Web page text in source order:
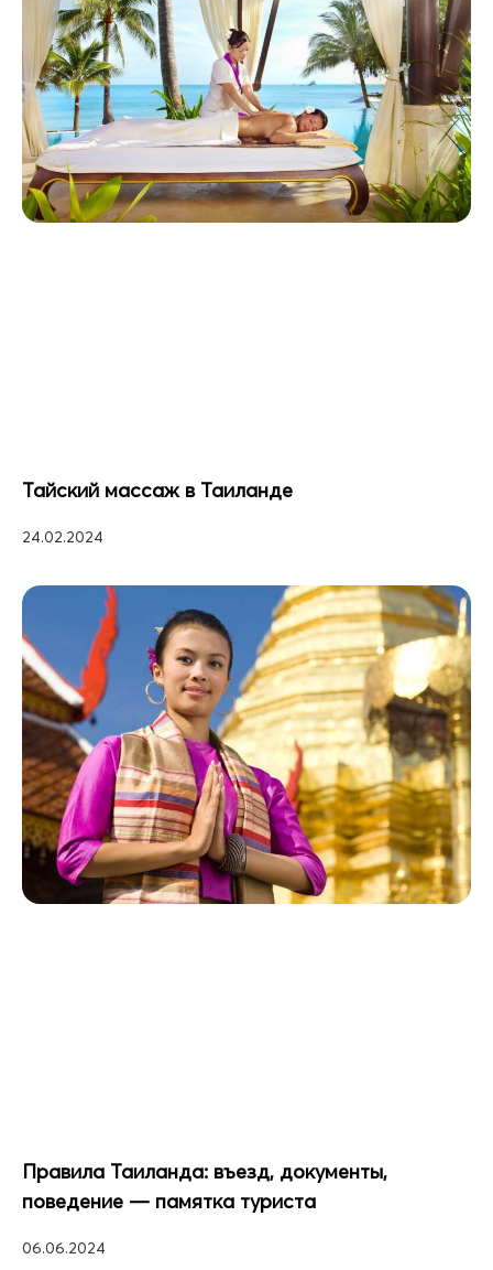
Тайский массаж в Таиланде
24.02.2024
Правила Таиланда: въезд, документы,
поведение — памятка туриста
06.06.2024